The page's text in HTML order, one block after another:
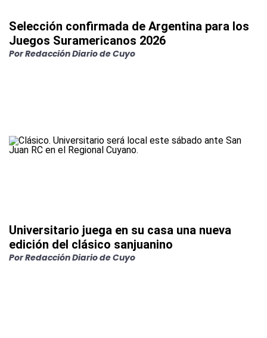
Selección confirmada de Argentina para los
Juegos Suramericanos 2026
PorRedacción Diario de Cuyo
Universitario juega en su casa una nueva
edición del clásico sanjuanino
PorRedacción Diario de Cuyo